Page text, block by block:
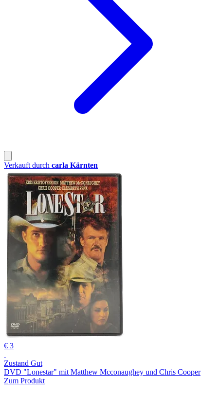
Verkauft durch carla Kärnten
€ 3
Zustand Gut
DVD "Lonestar" mit Matthew Mcconaughey und Chris Cooper
Zum Produkt